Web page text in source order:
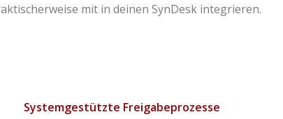
mit in deinen SynDesk integrieren.
Systemgestützte Freigabeprozesse